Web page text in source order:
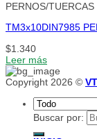
PERNOS/TUERCAS
TM3x10DIN7985
$1.340
Leer más
Copyright 2026 ©
Buscar por: